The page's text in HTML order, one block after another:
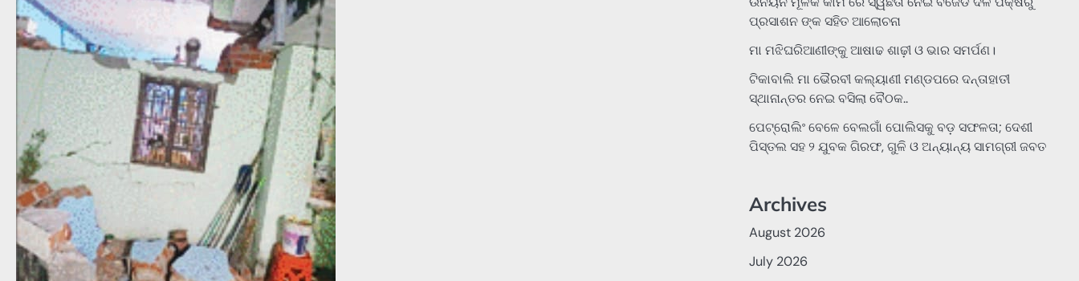
ପ୍ରସାଶନ ଙ୍କ ସହିତ ଆଲୋଚନା
ମା ମଝିଘରିଆଣୀଙ୍କୁ ଆଷାଢ ଶାଢ଼ୀ ଓ ଭାର ସମର୍ପଣ।
ଟିକାବାଲି ମା ଭୈରବୀ କଲ୍ୟାଣୀ ମଣ୍ଡପରେ ଦନ୍ତାହାତୀ
ସ୍ଥାନାନ୍ତର ନେଇ ବସିଲା ବୈଠକ..
ପେଟ୍ରୋଲିଂ ବେଳେ ବେଲଗାଁ ପୋଲିସକୁ ବଡ଼ ସଫଳତା; ଦେଶୀ
ପିସ୍ତଲ ସହ ୨ ଯୁବକ ଗିରଫ, ଗୁଳି ଓ ଅନ୍ୟାନ୍ୟ ସାମଗ୍ରୀ ଜବତ
Archives
August 2026
July 2026